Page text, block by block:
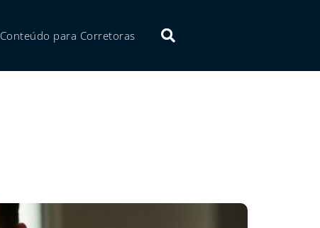
Conteúdo para Corretoras